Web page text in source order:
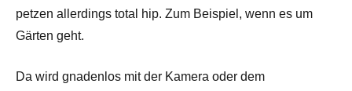
petzen allerdings total hip. Zum Beispiel, wenn es um
Gärten geht.
Da wird gnadenlos mit der Kamera oder dem